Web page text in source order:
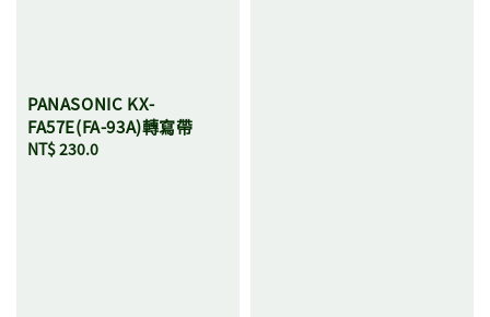
PANASONIC KX-
FA57E(FA-93A)轉寫帶
Regular
NT$ 230.0